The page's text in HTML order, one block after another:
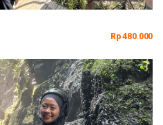
Rp 480.000